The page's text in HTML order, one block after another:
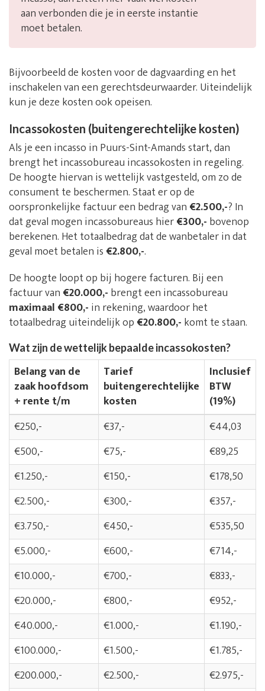
aan verbonden die je in eerste instantie
moet betalen.
Bijvoorbeeld de kosten voor de dagvaarding en het
inschakelen van een gerechtsdeurwaarder. Uiteindelijk
kun je deze kosten ook opeisen.
Incassokosten (buitengerechtelijke kosten)
Als je een incasso in Puurs-Sint-Amands start, dan
brengt het incassobureau incassokosten in regeling.
De hoogte hiervan is wettelijk vastgesteld, om zo de
consument te beschermen. Staat er op de
oorspronkelijke factuur een bedrag van €2.500,-? In
dat geval mogen incassobureaus hier€300,- bovenop
berekenen. Het totaalbedrag dat de wanbetaler in dat
geval moet betalen is €2.800,-.
De hoogte loopt op bij hogere facturen. Bij een
factuur van €20.000,- brengt een incassobureau
maximaal €800,- in rekening, waardoor het
totaalbedrag uiteindelijk op €20.800,- komt te staan.
Wat zijn de wettelijk bepaalde incassokosten?
Belang van de
zaak hoofdsom
+ rente t/m
Tarief
buitengerechtelijke
kosten
Inclusief
BTW
(19%)
€250,-
€37,-
€44,03
€500,-
€75,-
€89,25
€1.250,-
€150,-
€178,50
€2.500,-
€300,-
€357,-
€3.750,-
€450,-
€535,50
€5.000,-
€600,-
€714,-
€10.000,-
€700,-
€833,-
€20.000,-
€800,-
€952,-
€40.000,-
€1.000,-
€1.190,-
€100.000,-
€1.500,-
€1.785,-
€200.000,-
€2.500,-
€2.975,-